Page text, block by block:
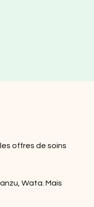
offres de soins
Wata. Mais